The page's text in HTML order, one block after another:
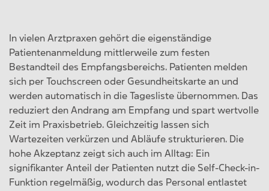
In vielen Arztpraxen gehört die eigenständige
Patientenanmeldung mittlerweile zum festen
Bestandteil des Empfangsbereichs. Patienten melden
sich per Touchscreen oder Gesundheitskarte an und
werden automatisch in die Tagesliste übernommen. Das
reduziert den Andrang am Empfang und spart wertvolle
Zeit im Praxisbetrieb. Gleichzeitig lassen sich
Wartezeiten verkürzen und Abläufe strukturieren. Die
hohe Akzeptanz zeigt sich auch im Alltag: Ein
signifikanter Anteil der Patienten nutzt die Self-Check-in-
Funktion regelmäßig, wodurch das Personal entlastet